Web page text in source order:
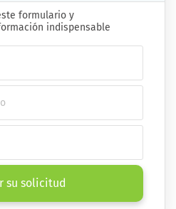
formulario y
indispensable
su solicitud